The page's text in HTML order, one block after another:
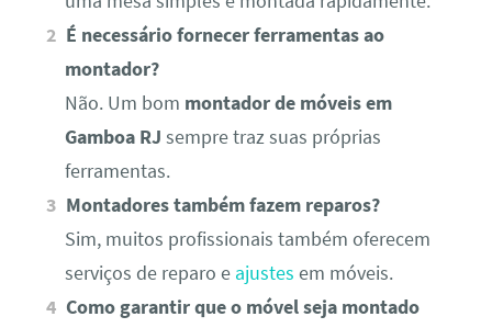
É necessário fornecer ferramentas ao
montador?
Não. Um bom montador de móveis em
Gamboa RJ sempre traz suas próprias
ferramentas.
Montadores também fazem reparos?
Sim, muitos profissionais também oferecem
serviços de reparo e ajustes em móveis.
Como garantir que o móvel seja montado